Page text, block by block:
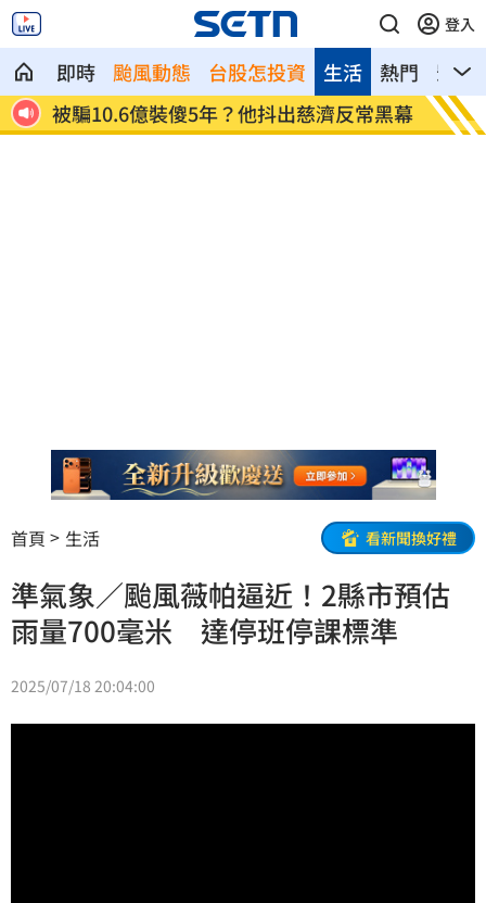
登入
即時 颱風動態 台股怎投資 熱門 影音
生活
被騙10.6億裝傻5年？他抖出慈濟反常黑幕
嚇！
首頁 生活 看新聞換好禮
準氣象／颱風薇帕逼近！2縣市預估
雨量700毫米 達停班停課標準
2025/07/18 20:04:00